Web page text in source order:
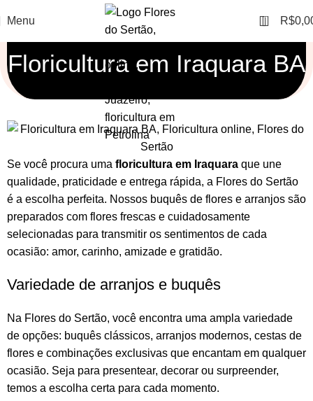
Menu 0 R$
Floricultura em Iraquara BA
Se você procura uma floricultura em Iraquara que une
qualidade, praticidade e entrega rápida, a Flores do Sertão
é a escolha perfeita. Nossos buquês de flores e arranjos são
preparados com flores frescas e cuidadosamente
selecionadas para transmitir os sentimentos de cada
ocasião: amor, carinho, amizade e gratidão.
Variedade de arranjos e buquês
Na Flores do Sertão, você encontra uma ampla variedade
de opções: buquês clássicos, arranjos modernos, cestas de
flores e combinações exclusivas que encantam em qualquer
ocasião. Seja para presentear, decorar ou surpreender,
temos a escolha certa para cada momento.